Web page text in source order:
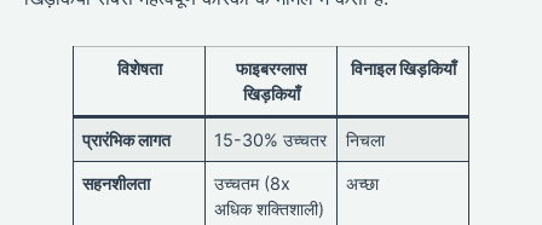
विशेषता
फाइबरग्लास
खिड़कियाँ
विनाइल खिड़कियाँ
प्रारंभिक लागत 15-30% उच्चतर निचला
सहनशीलता
उच्चतम (8x
अधिक शक्तिशाली)
अच्छा